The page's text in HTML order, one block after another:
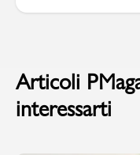
Articoli
interessarti